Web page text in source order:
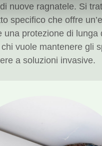
per personalizzare
funzionalità dei social
traffico. Condividiamo
modo in cui utilizza il nostro
si occupano di analisi dei
media, i quali potrebbero
nuove ragnatele. Si
specifico che offre
una protezione di lunga
vuole mantenere gli
a soluzioni invasive.